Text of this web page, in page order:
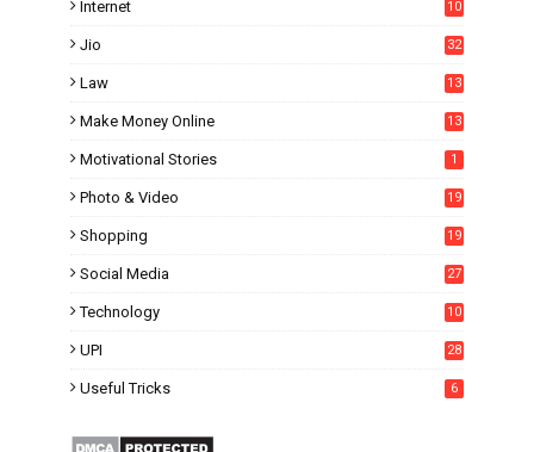
Internet
10
Jio 32
Law 13
Make Money Online 13
Motivational Stories 1
Photo & Video 19
Shopping 19
Social Media
27
Technology 10
UPI 28
Useful Tricks 6